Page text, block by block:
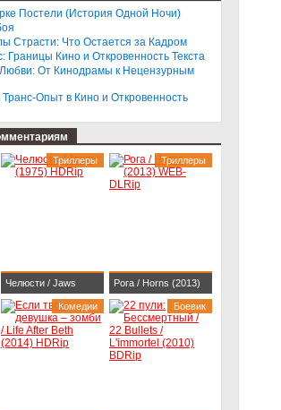
Darlings (2013)
Постели (История Одной Ночи)
Страсти: Что Остается за Кадром
Границы Кино и Откровенность Текста
От Кинодрамы к Нецензурным
Опыт в Кино и Откровенность
Челюсти / Jaws
(1975) HDRip
Триллеры
Рога / Horns (2013)
WEB-DLRip
Триллеры
Комедии Боевик